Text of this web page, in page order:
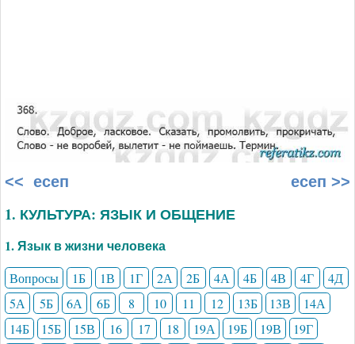
<< есеп есеп >>
1. КУЛЬТУРА: ЯЗЫК И ОБЩЕНИЕ
1. Язык в жизни человека
Вопросы 1Б 1В 1Г 2А 2Б 4А 4Б 4В 4Г
4Д
5А
5Б 6А 6Б 8 10 11 12 13Б 13В
14А
14Б
15Б 15В 16 17 18 19А 19Б 19В
19Г